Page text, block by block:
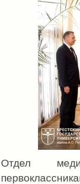
Отдел